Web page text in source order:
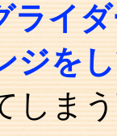
ライ
ジを
しま